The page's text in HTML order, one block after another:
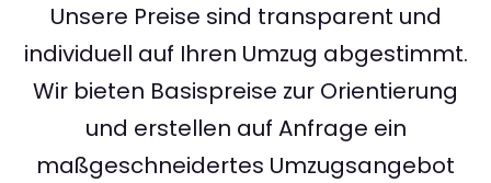
Unsere Preise sind transparent und
individuell auf Ihren Umzug abgestimmt.
Wir bieten Basispreise zur Orientierung
und erstellen auf Anfrage ein
maßgeschneidertes Umzugsangebot